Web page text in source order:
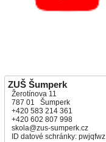
ZUŠ Šumperk
Žerotínova 11
787 01 Šumperk
+420 583 214 361
+420 602 807 998
skola@zus-sumperk.cz
ID datové schránky: pwjqfwz